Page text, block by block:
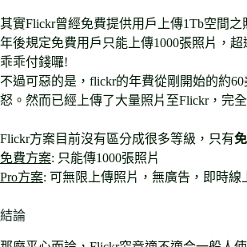
其實Flickr曾經免費提供用戶上傳1Tb空間
年後規定免費用戶只能上傳1000張照片，
乖乖付錢囉!
不過可惡的是，flickr的年費從剛開始的約
怒。然而已經上傳了大量照片至Flickr，完
Flickr方案目前沒有區分成很多等級，只有
免費方案: 只能傳1000張照片
Pro方案: 可無限上傳照片，無廣告，即時線
結論